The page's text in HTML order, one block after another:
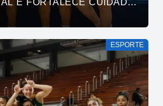
E FORTALECE CUIDADO
POR MEIO DA CORRIDA
ESPORTE